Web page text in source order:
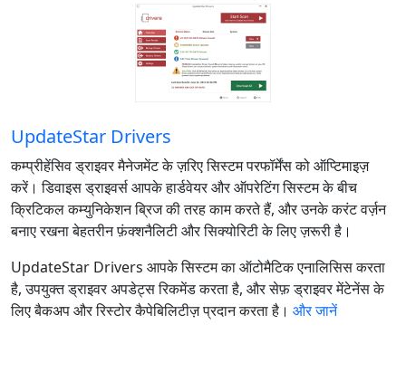
UpdateStar Drivers
कम्प्रीहेंसिव ड्राइवर मैनेजमेंट के ज़रिए सिस्टम परफॉर्मेंस को ऑप्टिमाइज़
करें। डिवाइस ड्राइवर्स आपके हार्डवेयर और ऑपरेटिंग सिस्टम के बीच
क्रिटिकल कम्युनिकेशन ब्रिज की तरह काम करते हैं, और उनके करंट वर्ज़न
बनाए रखना बेहतरीन फ़ंक्शनैलिटी और सिक्योरिटी के लिए ज़रूरी है।
UpdateStar Drivers आपके सिस्टम का ऑटोमैटिक एनालिसिस करता
है, उपयुक्त ड्राइवर अपडेट्स रिकमेंड करता है, और सेफ़ ड्राइवर मेंटेनेंस के
लिए बैकअप और रिस्टोर कैपेबिलिटीज़ प्रदान करता है। और जानें